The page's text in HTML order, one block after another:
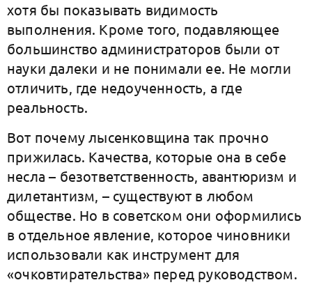
хотя бы показывать видимость
выполнения. Кроме того, подавляющее
большинство администраторов были от
науки далеки и не понимали ее. Не могли
отличить, где недоученность, а где
реальность.
Вот почему лысенковщина так прочно
прижилась. Качества, которые она в себе
несла – безответственность, авантюризм и
дилетантизм, – существуют в любом
обществе. Но в советском они оформились
в отдельное явление, которое чиновники
использовали как инструмент для
«очковтирательства» перед руководством.